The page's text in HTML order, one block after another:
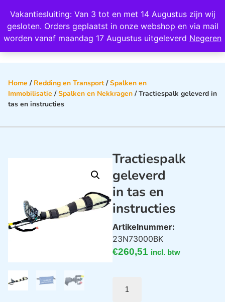
Vakantiesluiting: Van 3 tot en met 14 Augustus zijn wij
gesloten. Orders geplaatst in onze webshop en via mail
worden vanaf maandag 17 Augustus uitgeleverd Negeren
Wij scoren een 4,8 op Google
Home / Redding en Transport/Spalken en
Immobilisatie /Spalken en Nekkragen / Tractiespalk geleverd in
tas en instructies
Tractiespalk
geleverd
in tas en
instructies
Artikelnummer:
23N73000BK
€260,51 incl. btw